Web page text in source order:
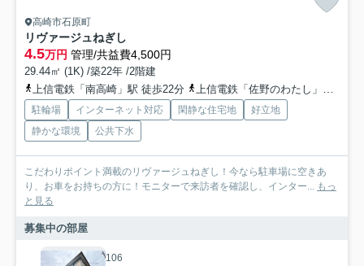
高崎市石原町
リヴァージュねぎし
4.5万円 管理/共益費4,500円
29.44㎡ (1K) /築22年 /2階建
上信電鉄「南高崎」駅 徒歩22分
上信電鉄「佐野のわたし」駅 徒歩27分
駐輪場 インターネット対応 閑静な住宅地
好立地
静かな環境
公共下水
こだわりポイント満載のリヴァージュねぎし！今なら駐車場に空きあ
り、お車をお持ちの方に！モニターで来訪者を確認し、インター... もっ
と見る
募集中の部屋
106